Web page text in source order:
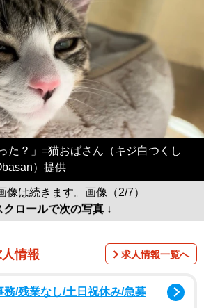
た？」=猫おばさん（キジ白つくし
）提供
像は続きます。画像（2/7）
クロールで次の写真 ↓
情報 求人情報一覧へ
/残業なし/土日祝休み/急募